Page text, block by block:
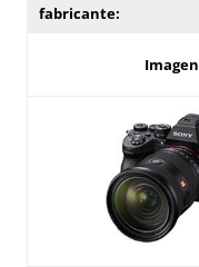
fabricante:
Imagen